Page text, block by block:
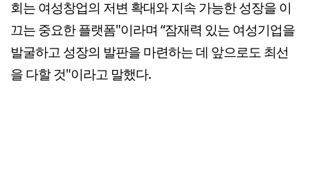
회는 여성창업의 저변 확대와 지속 가능한 성장을 이
끄는 중요한 플랫폼"이라며 “잠재력 있는 여성기업을
발굴하고 성장의 발판을 마련하는 데 앞으로도 최선
을 다할 것"이라고 말했다.